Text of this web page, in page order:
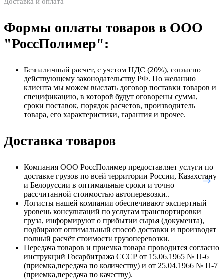
Формы оплаты товаров в ООО
"РоссПолимер":
Безналичный расчет, с учетом НДС (20%), согласно
действующему законодательству РФ. По желанию
клиента мы можем выслать договор поставки товаров и
спецификацию, в которой будут оговорены сумма,
сроки поставок, порядок расчетов, производитель
товара, его характеристики, гарантия и прочее.
Доставка товаров
Компания ООО РоссПолимер предоставляет услуги по
доставке грузов по всей территории России, Казахстану
и Белоруссии в оптимальные сроки и точно
рассчитанной стоимостью автоперевозки..
Логисты нашей компании обеспечивают экспертный
уровень консультаций по услугам транспортировки
груза, информируют о прибытии сырья (документа),
подбирают оптимальный способ доставки и производят
полный расчёт стоимости грузоперевозки.
Передача товаров и приемка товара проводится согласно
инструкций Госарбитража СССР от 15.06.1965 № П-6
(приемка,передача по количеству) и от 25.04.1966 № П-7
(приемка,передача по качеству).